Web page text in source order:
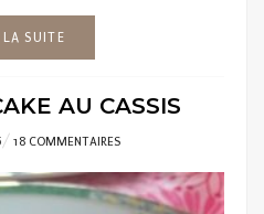
LA SUITE
AU CASSIS
18 COMMENTAIRES